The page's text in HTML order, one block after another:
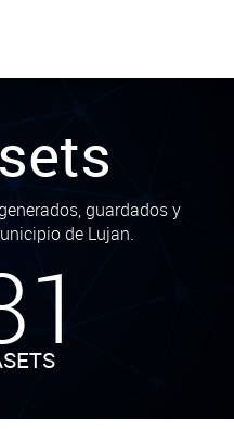
guardados y
de Lujan.